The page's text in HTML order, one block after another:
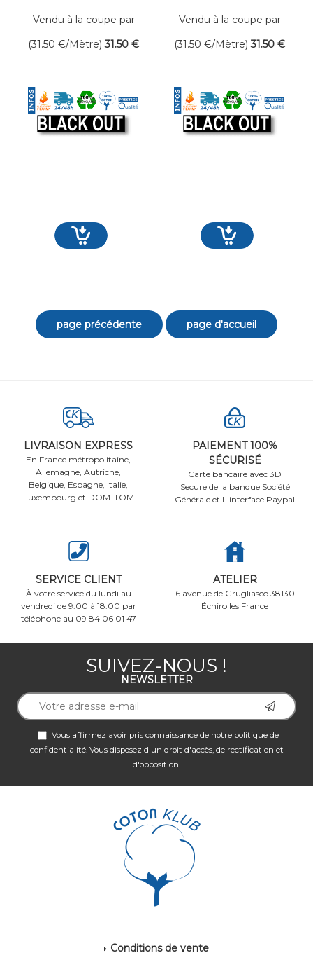
cm Occultant
Vendu à la coupe par
(31.50 €/Mètre) 31.50 €
Larg. 300 cm
Occultant
Vendu à la coupe par
(31.50 €/Mètre) 31.50 €
LIVRAISON EXPRESS
En France métropolitaine,
Allemagne, Autriche,
Belgique, Espagne, Italie,
Luxembourg et DOM-TOM
PAIEMENT 100%
SÉCURISÉ
Carte bancaire avec 3D
Secure de la banque Société
Générale et L'interface Paypal
SERVICE CLIENT
À votre service du lundi au
vendredi de 9:00 à 18:00 par
téléphone au 09 84 06 01 47
ATELIER
6 avenue de Grugliasco 38130
Échirolles France
SUIVEZ-NOUS !
NEWSLETTER
Vous affirmez avoir pris connaissance de notre politique de
confidentialité. Vous disposez d'un droit d'accès, de rectification et
d'opposition.
Conditions de vente